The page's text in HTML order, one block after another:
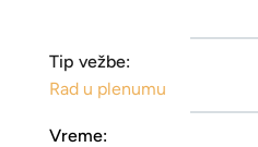
Tip vežbe:
Rad u plenumu
Vreme: